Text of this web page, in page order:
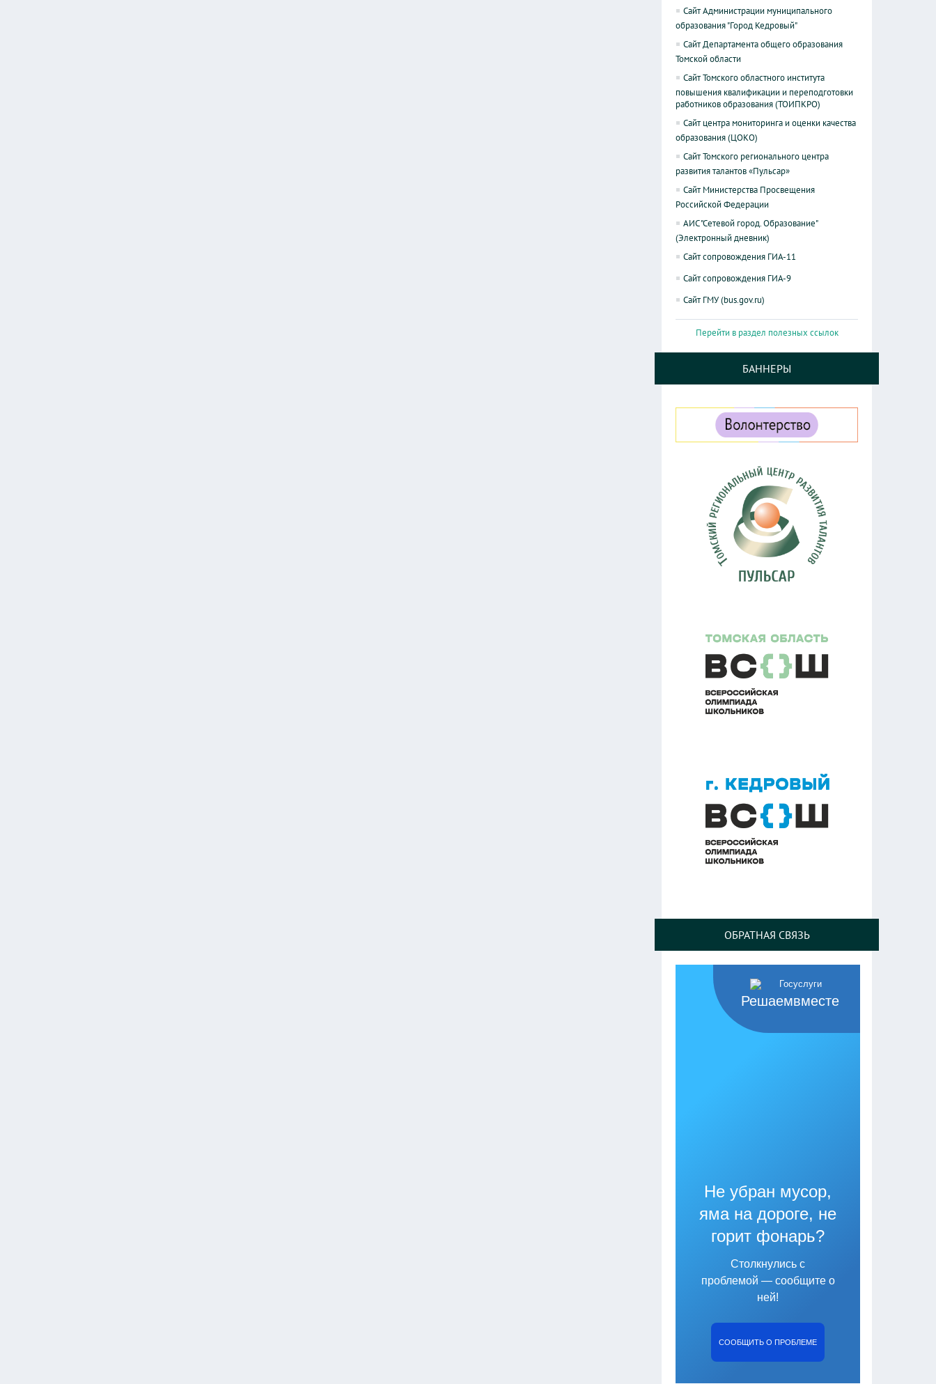
Сайт Администрации муниципального
образования "Город Кедровый"
Сайт Департамента общего образования
Томской области
Сайт Томского областного института
повышения квалификации и переподготовки
работников образования (ТОИПКРО)
Сайт центра мониторинга и оценки качества
образования (ЦОКО)
Сайт Томского регионального центра
развития талантов «Пульсар»
Сайт Министерства Просвещения
Российской Федерации
АИС "Сетевой город. Образование"
(Электронный дневник)
Сайт сопровождения ГИА-11
Сайт сопровождения ГИА-9
Сайт ГМУ (bus.gov.ru)
Перейти в раздел полезных ссылок
БАННЕРЫ
ОБРАТНАЯ СВЯЗЬ
Решаемвместе
Не убран мусор,
яма на дороге, не
горит фонарь?
Столкнулись с
проблемой — сообщите о
ней!
СООБЩИТЬ О ПРОБЛЕМЕ